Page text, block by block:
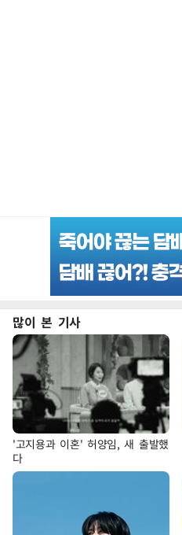
많이 본 기사
'고지용과 이혼' 허양임, 새 출발했
다